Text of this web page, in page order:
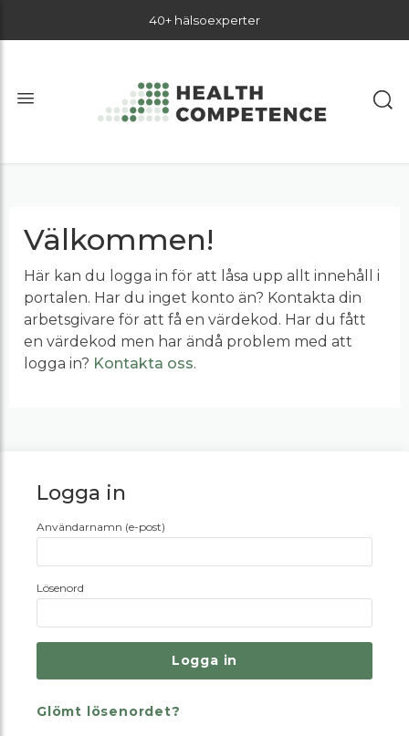
40+ hälsoexperter
Välkommen!
Här kan du logga in för att låsa upp allt innehåll i
portalen. Har du inget konto än? Kontakta din
arbetsgivare för att få en värdekod. Har du fått
en värdekod men har ändå problem med att
logga in? Kontakta oss.
Logga in
Användarnamn (e-post)
Lösenord
Glömt lösenordet?